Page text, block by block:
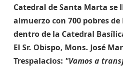
Catedral de Santa Marta se
almuerzo con 700 pobres
dentro de la Catedral
El Sr. Obispo, Mons. José
Trespalacios: "Vamos a